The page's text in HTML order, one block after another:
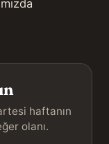
haftanın
olanı.